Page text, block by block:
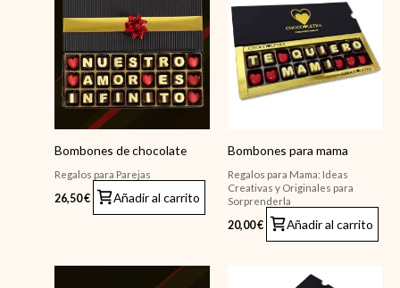
Bombones de chocolate
Regalos para Parejas
26,50€ Añadir al carrito
Bombones para mama
Regalos para Mama: Ideas
Creativas y Originales para
Sorprenderla
20,00€ Añadir al carrito